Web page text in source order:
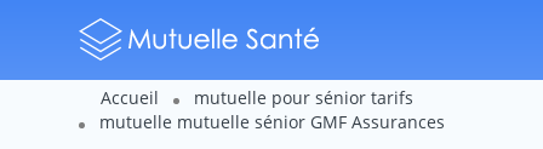
Accueil
mutuelle pour sénior tarifs
mutuelle mutuelle sénior GMF Assurances